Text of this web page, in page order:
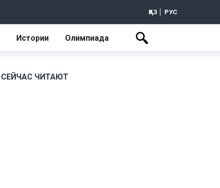
ҚАЗ РУС
Истории Олимпиада
СЕЙЧАС ЧИТАЮТ